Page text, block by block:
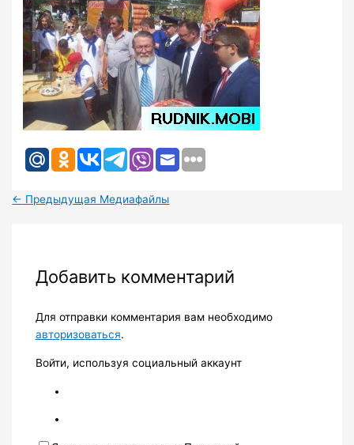
← Предыдущая Медиафайлы
Добавить комментарий
Для отправки комментария вам необходимо
авторизоваться.
Войти, используя социальный аккаунт